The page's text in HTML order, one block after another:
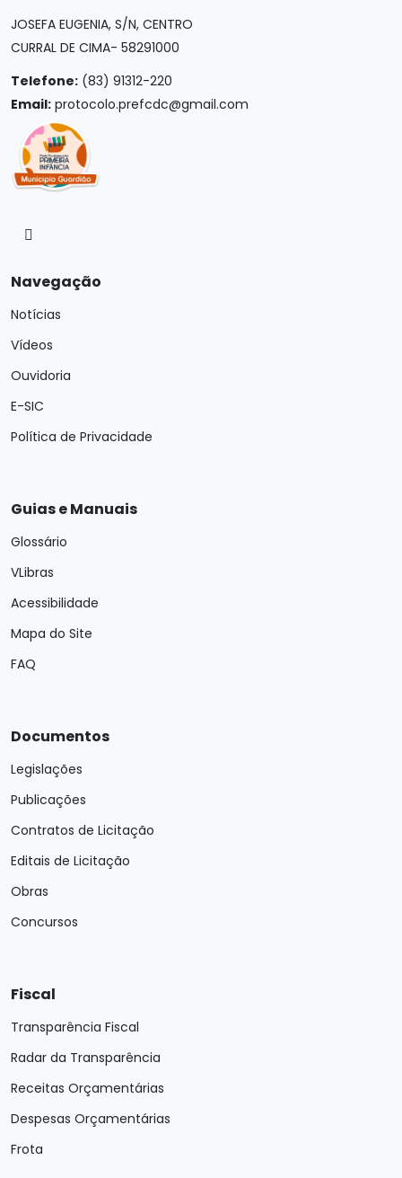
JOSEFA EUGENIA, S/N, CENTRO
CURRAL DE CIMA- 58291000
Telefone: (83) 91312-220
Email: protocolo.prefcdc@gmail.com
Navegação
Notícias
Vídeos
Ouvidoria
E-SIC
Política de Privacidade
Guias e Manuais
Glossário
VLibras
Acessibilidade
Mapa do Site
FAQ
Documentos
Legislações
Publicações
Contratos de Licitação
Editais de Licitação
Obras
Concursos
Fiscal
Transparência Fiscal
Radar da Transparência
Receitas Orçamentárias
Despesas Orçamentárias
Frota